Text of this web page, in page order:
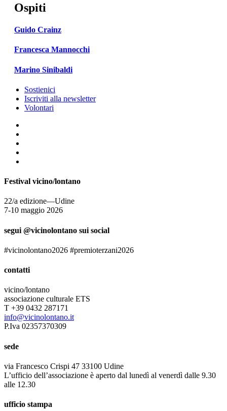
Ospiti
Guido Crainz
Francesca Mannocchi
Marino Sinibaldi
Sostienici
Iscriviti alla newsletter
Volontari
Festival vicino/lontano
22/a edizione—Udine
7-10 maggio 2026
segui @vicinolontano sui social
#vicinolontano2026 #premioterzani2026
contatti
vicino/lontano
associazione culturale ETS
T +39 0432 287171
info@vicinolontano.it
P.Iva 02357370309
sede
via Francesco Crispi 47 33100 Udine
L’ufficio dell’associazione è aperto dal lunedì al venerdì dalle 9.30
alle 12.30
ufficio stampa